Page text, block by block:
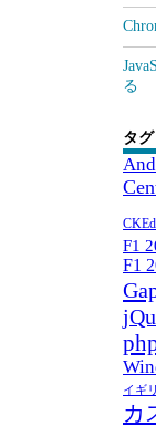
る
タグ
F1
F1
イギ
カ